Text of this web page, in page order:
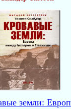
земли: